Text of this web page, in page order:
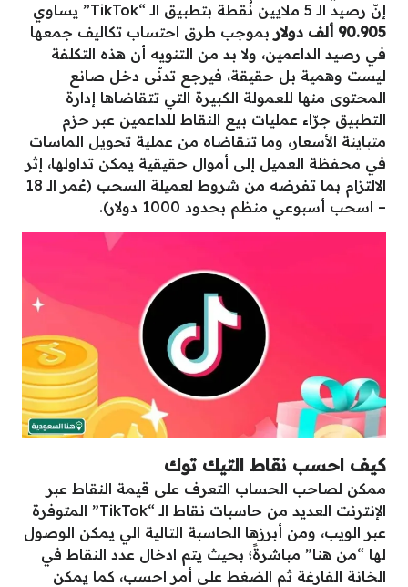
إنّ رصيد الـ 5 ملايين نُقطة بتطبيق الـ “TikTok” يساوي
90.905 ألف دولار
بموجب طرق احتساب تكاليف جمعها
في رصيد الداعمين، ولا بد من التنويه أن هذه التكلفة
ليست وهمية بل حقيقة، فيرجع تدنّى دخل صانع
المحتوى منها للعمولة الكبيرة التي تتقاضاها إدارة
التطبيق جرّاء عمليات بيع النقاط للداعمين عبر حزم
متباينة الأسعار، وما تتقاضاه من عملية تحويل الماسات
في محفظة العميل إلى أموال حقيقية يمكن تداولها، إثر
الالتزام بما تفرضه من شروط لعميلة السحب (عُمر الـ 18
– اسحب أسبوعي منظم بحدود 1000 دولار).
كيف احسب نقاط التيك توك
ممكن لصاحب الحساب التعرف على قيمة النقاط عبر
الإنترنت العديد من حاسبات نقاط الـ “TikTok” المتوفرة
عبر الويب، ومن أبرزها الحاسبة التالية الي يمكن الوصول
لها “من هنا” مباشرةً؛ بحيث يتم ادخال عدد النقاط في
الخانة الفارغة ثم الضغط على أمر احسب، كما يمكن